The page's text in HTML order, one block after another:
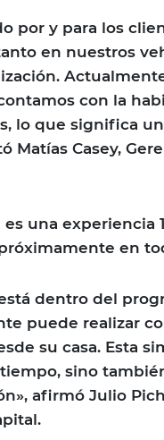
por y para los
en nuestros
con la
lo que significa
Matías Casey,
una experiencia
en
dentro del
puede realizar
su casa. Esta
sino
afirmó Julio